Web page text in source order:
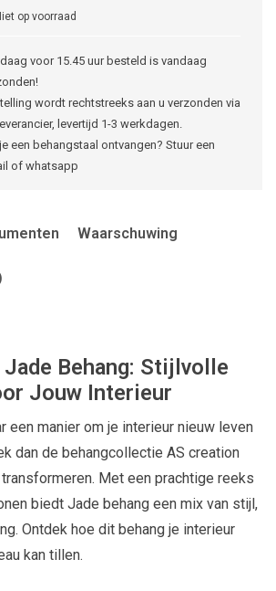
op voorraad
voor 15.45 uur besteld is vandaag
wordt rechtstreeks aan u verzonden via
levertijd 1-3 werkdagen.
een behangstaal ontvangen? Stuur een
of whatsapp
Waarschuwing
Behang: Stijlvolle
Jouw Interieur
een manier om je interieur nieuw leven
dan de behangcollectie AS creation
Met een prachtige reeks
biedt Jade behang een mix van stijl,
Ontdek hoe dit behang je interieur
kan tillen.